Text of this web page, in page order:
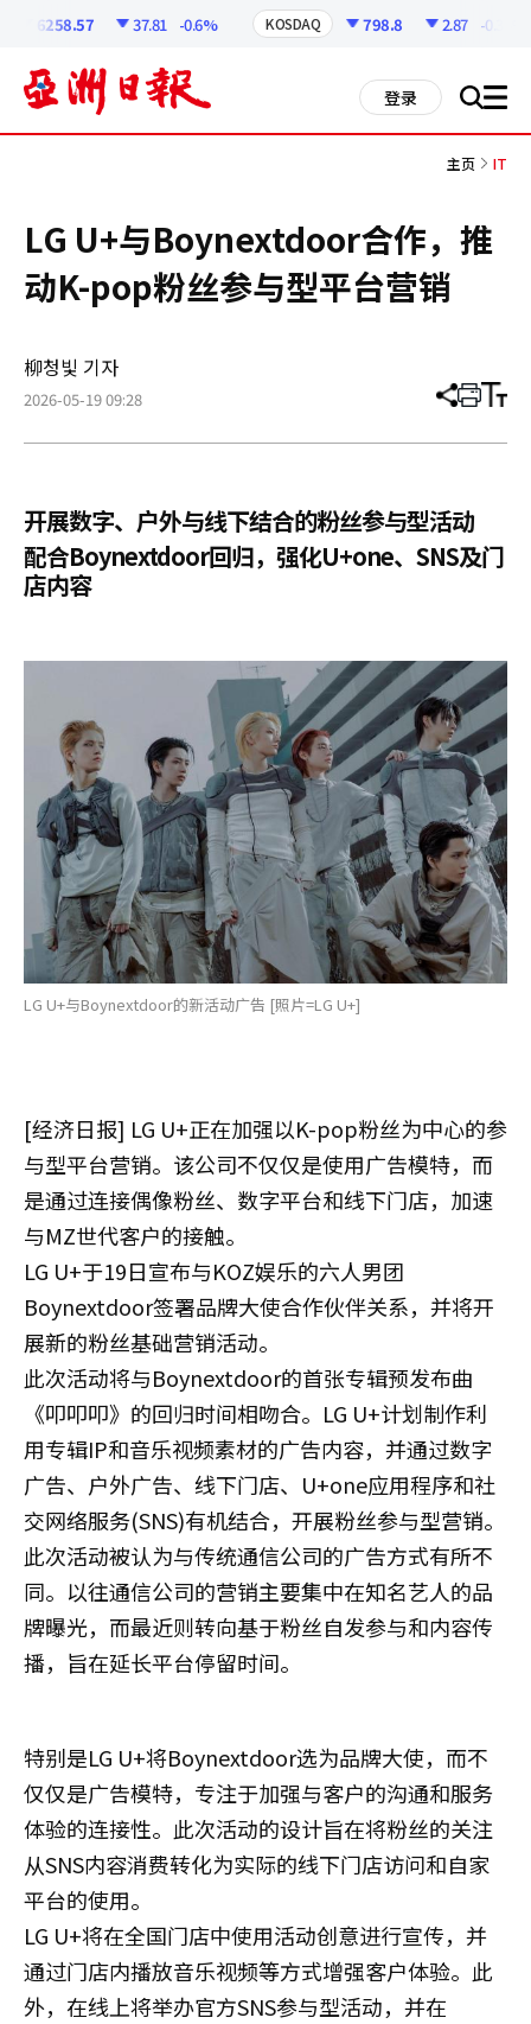
6258.57 37.81 -0.6% KOSDAQ 798.8 2.87 -0.36%
登录 搜 all
主页 IT
LG U+与Boynextdoor合作，推
动K-pop粉丝参与型平台营销
柳청빛 기자
2026-05-19 09:28 分
章
打 调
小
开展数字、户外与线下结合的粉丝参与型活动
配合Boynextdoor回归，强化U+one、SNS及门
店内容
LG U+与Boynextdoor的新活动广告 [照片=LG U+]
[经济日报] LG U+正在加强以K-pop粉丝为中心的参
与型平台营销。该公司不仅仅是使用广告模特，而
是通过连接偶像粉丝、数字平台和线下门店，加速
与MZ世代客户的接触。
LG U+于19日宣布与KOZ娱乐的六人男团
Boynextdoor签署品牌大使合作伙伴关系，并将开
展新的粉丝基础营销活动。
此次活动将与Boynextdoor的首张专辑预发布曲
《叩叩叩》的回归时间相吻合。LG U+计划制作利
用专辑IP和音乐视频素材的广告内容，并通过数字
广告、户外广告、线下门店、U+one应用程序和社
交网络服务(SNS)有机结合，开展粉丝参与型营销。
此次活动被认为与传统通信公司的广告方式有所不
同。以往通信公司的营销主要集中在知名艺人的品
牌曝光，而最近则转向基于粉丝自发参与和内容传
播，旨在延长平台停留时间。
特别是LG U+将Boynextdoor选为品牌大使，而不
仅仅是广告模特，专注于加强与客户的沟通和服务
体验的连接性。此次活动的设计旨在将粉丝的关注
从SNS内容消费转化为实际的线下门店访问和自家
平台的使用。
LG U+将在全国门店中使用活动创意进行宣传，并
通过门店内播放音乐视频等方式增强客户体验。此
外，在线上将举办官方SNS参与型活动，并在